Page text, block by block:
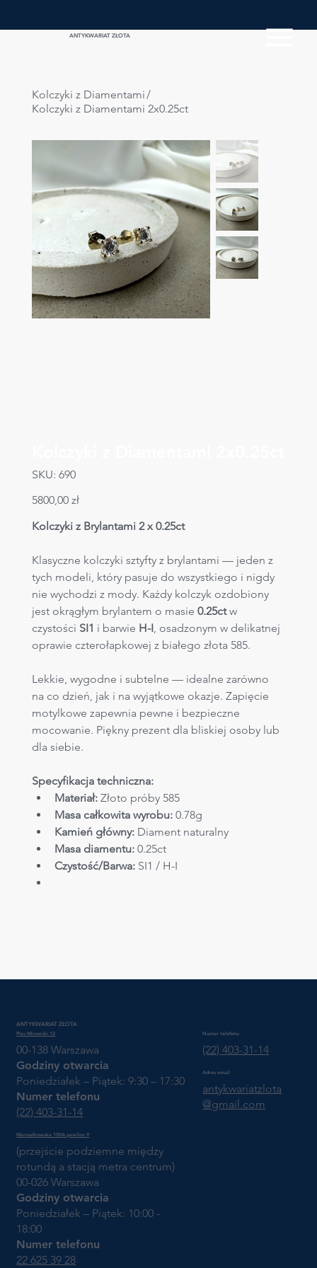
ANTYKWARIAT ZŁOTA
Kolczyki z Diamentami/
Kolczyki z Diamentami 2x0.25ct
SKU:
SKU
690
690
Cena
5800,00 zł
Kolczyki z Brylantami 2 x 0.25ct
Klasyczne kolczyki sztyfty z brylantami — jeden z
tych modeli, który pasuje do wszystkiego i nigdy
nie wychodzi z mody. Każdy kolczyk ozdobiony
jest okrągłym brylantem o masie 0.25ct w
czystości SI1 i barwie H-I, osadzonym w delikatnej
oprawie czterołapkowej z białego złota 585.
Lekkie, wygodne i subtelne — idealne zarówno
na co dzień, jak i na wyjątkowe okazje. Zapięcie
motylkowe zapewnia pewne i bezpieczne
mocowanie. Piękny prezent dla bliskiej osoby lub
dla siebie.
Specyfikacja techniczna:
Materiał: Złoto próby 585
Masa całkowita wyrobu: 0.78g
Kamień główny: Diament naturalny
Masa diamentu: 0.25ct
Czystość/Barwa: SI1 / H-I
ANTYKWARIAT ZŁOTA
Plac Mirowski 12
00-138 Warszawa
Godziny otwarcia
Poniedziałek – Piątek: 9:30 – 17:30
Numer telefonu
(22) 403-31-14
Marszałkowska 100A pawilon 9
(przejście podziemne między
rotundą a stacją metra centrum)
00-026 Warszawa
Godziny otwarcia
Poniedziałek – Piątek: 10:00 -
18:00
Numer telefonu
22 625 39 28
Numer telefonu
(22) 403-31-14
Adres email
antykwariatzlota
@gmail.com